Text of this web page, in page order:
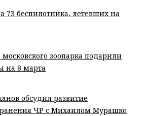
73 беспилотника, летевших на
зоопарка подарили
на 8 марта
обсудил развитие
ЧР с Михаилом Мурашко